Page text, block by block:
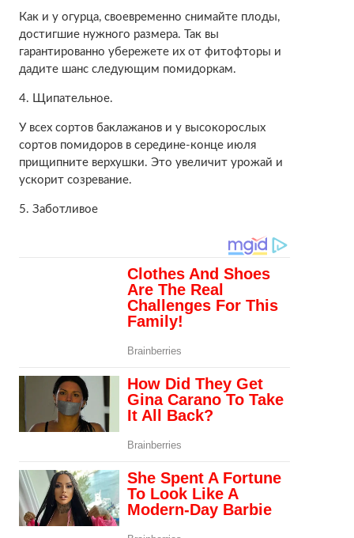
Как и у огурца, своевременно снимайте плоды,
достигшие нужного размера. Так вы
гарантированно убережете их от фитофторы и
дадите шанс следующим помидоркам.
4. Щипательное.
У всех сортов баклажанов и у высокорослых
сортов помидоров в середине-конце июля
прищипните верхушки. Это увеличит урожай и
ускорит созревание.
5. Заботливое